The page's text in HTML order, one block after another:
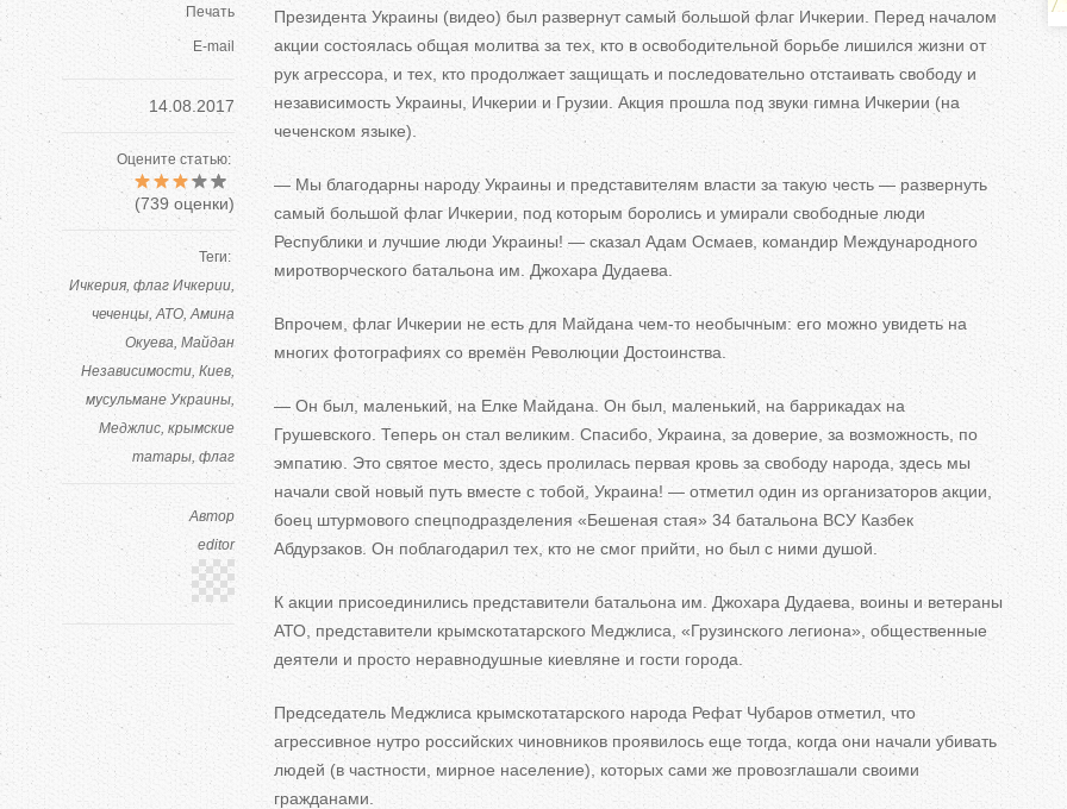
Печать
E-mail
14.08.2017
Оцените статью:
(739 оценки)
Теги:
Ичкерия флаг Ичкерии
чеченцы АТО Амина
Окуева Майдан
Независимости Киев
мусульмане Украины
Меджлис крымские
татары флаг
Автор
editor
Президента Украины (видео) был развернут самый большой флаг Ичкерии. Перед началом
акции состоялась общая молитва за тех, кто в освободительной борьбе лишился жизни от
рук агрессора, и тех, кто продолжает защищать и последовательно отстаивать свободу и
независимость Украины, Ичкерии и Грузии. Акция прошла под звуки гимна Ичкерии (на
чеченском языке).
— Мы благодарны народу Украины и представителям власти за такую ​​честь — развернуть
самый большой флаг Ичкерии, под которым боролись и умирали свободные люди
Республики и лучшие люди Украины! — сказал Адам Осмаев, командир Международного
миротворческого батальона им. Джохара Дудаева.
Впрочем, флаг Ичкерии не есть для Майдана чем-то необычным: его можно увидеть на
многих фотографиях со времён Революции Достоинства.
— Он был, маленький, на Елке Майдана. Он был, маленький, на баррикадах на
Грушевского. Теперь он стал великим. Спасибо, Украина, за доверие, за возможность, по
эмпатию. Это святое место, здесь пролилась первая кровь за свободу народа, здесь мы
начали свой новый путь вместе с тобой, Украина! — отметил один из организаторов акции,
боец ​​штурмового спецподразделения «Бешеная стая» 34 батальона ВСУ Казбек
Абдурзаков. Он поблагодарил тех, кто не смог прийти, но был с ними душой.
К акции присоединились представители батальона им. Джохара Дудаева, воины и ветераны
АТО, представители крымскотатарского Меджлиса, «Грузинского легиона», общественные
деятели и просто неравнодушные киевляне и гости города.
Председатель Меджлиса крымскотатарского народа Рефат Чубаров отметил, что
агрессивное нутро российских чиновников проявилось еще тогда, когда они начали убивать
людей (в частности, мирное население), которых сами же провозглашали своими
гражданами.
ь
е
а
к
)